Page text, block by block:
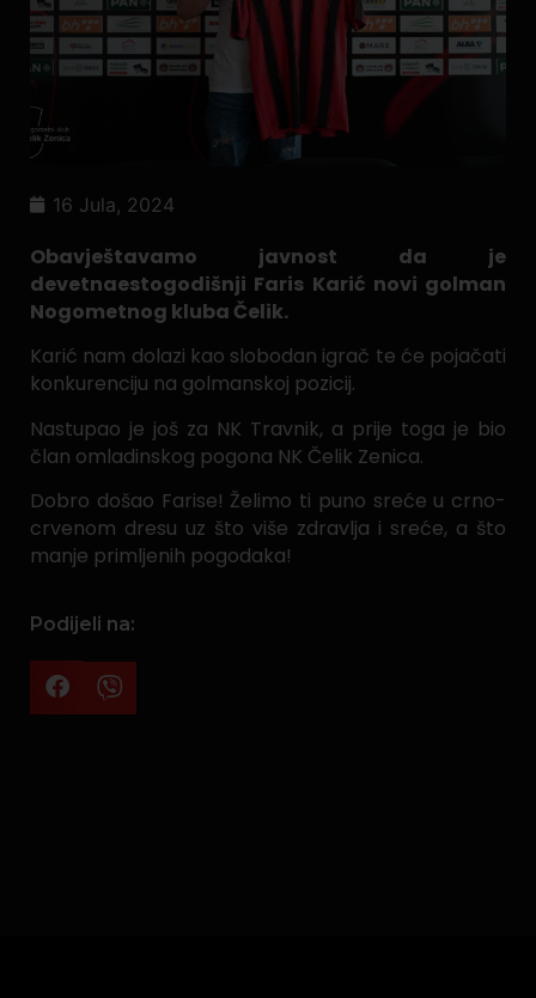
16 Jula, 2024
Obavještavamo javnost da je
devetnaestogodišnji Faris Karić novi golman
Nogometnog kluba Čelik.
Karić nam dolazi kao slobodan igrač te će pojačati
konkurenciju na golmanskoj pozicij.
Nastupao je još za NK Travnik, a prije toga je bio
član omladinskog pogona NK Čelik Zenica.
Dobro došao Farise! Želimo ti puno sreće u crno-
crvenom dresu uz što više zdravlja i sreće, a što
manje primljenih pogodaka!
Podijeli na: